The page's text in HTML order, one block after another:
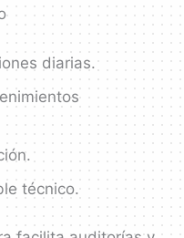
diarias.
técnico.